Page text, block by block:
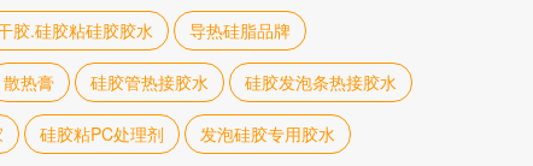
胶.硅胶粘硅胶胶水 导热硅脂品牌
散热膏 硅胶管热接胶水 硅胶发泡条热接胶水
硅胶粘PC处理剂 发泡硅胶专用胶水